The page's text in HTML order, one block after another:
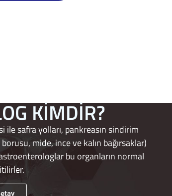
KİMDİR?
safra yolları, pankreasın sindirim
mide, ince ve kalın bağırsaklar)
bu organların normal